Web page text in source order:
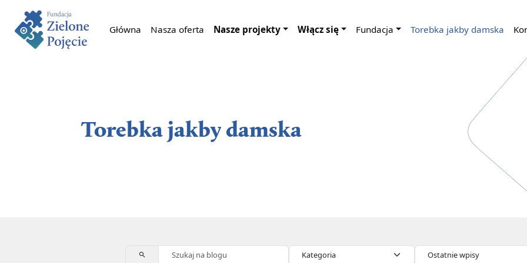
Główna Nasza oferta Nasze projekty Włącz się Fundacja Torebka jakby damska
Torebka jakby damska
Kategorie